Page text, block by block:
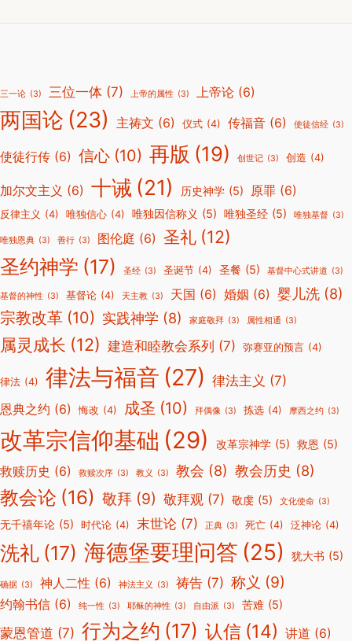
三一论 (3) 三位一体 (7) 上帝的属性 (3) 上帝论 (6)
两国论 (23) 主祷文 (6) 仪式 (4) 传福音 (6) 使徒信经 (3)
使徒行传 (6) 信心 (10) 再版 (19) 创世记 (3) 创造 (4)
加尔文主义 (6) 十诫 (21) 历史神学 (5) 原罪 (6)
反律主义 (4) 唯独信心 (4) 唯独因信称义 (5) 唯独圣经 (5) 唯独基督 (3)
唯独恩典 (3) 善行 (3) 图伦庭 (6) 圣礼 (12)
圣约神学 (17) 圣经 (3) 圣诞节 (4) 圣餐 (5) 基督中心式讲道 (3)
基督的神性 (3) 基督论 (4) 天主教 (3) 天国 (6) 婚姻 (6) 婴儿洗 (8)
宗教改革 (10) 实践神学 (8) 家庭敬拜 (3) 属性相通 (3)
属灵成长 (12) 建造和睦教会系列 (7) 弥赛亚的预言 (4)
律法 (4) 律法与福音 (27) 律法主义 (7)
恩典之约 (6) 悔改 (4) 成圣 (10) 拜偶像 (3) 拣选 (4) 摩西之约 (3)
改革宗信仰基础 (29) 改革宗神学 (5) 救恩 (5)
救赎历史 (6) 救赎次序 (3) 教义 (3) 教会 (8) 教会历史 (8)
教会论 (16) 敬拜 (9) 敬拜观 (7) 敬虔 (5) 文化使命 (3)
无千禧年论 (5) 时代论 (4) 末世论 (7) 正典 (3) 死亡 (4) 泛神论 (4)
洗礼 (17) 海德堡要理问答 (25) 犹大书 (5)
确据 (3) 神人二性 (6) 神法主义 (3) 祷告 (7) 称义 (9)
约翰书信 (6) 纯一性 (3) 耶稣的神性 (3) 自由派 (3) 苦难 (5)
蒙恩管道 (7) 行为之约 (17) 认信 (14) 讲道 (6)